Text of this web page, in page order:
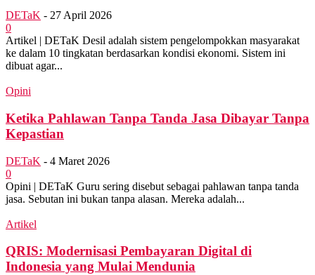
DETaK - 27 April 2026
0
Artikel | DETaK Desil adalah sistem pengelompokkan masyarakat
ke dalam 10 tingkatan berdasarkan kondisi ekonomi. Sistem ini
dibuat agar...
Opini
Ketika Pahlawan Tanpa Tanda Jasa Dibayar Tanpa
Kepastian
DETaK - 4 Maret 2026
0
Opini | DETaK Guru sering disebut sebagai pahlawan tanpa tanda
jasa. Sebutan ini bukan tanpa alasan. Mereka adalah...
Artikel
QRIS: Modernisasi Pembayaran Digital di
Indonesia yang Mulai Mendunia